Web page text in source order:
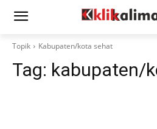
Topik Kabupaten/kota sehat
Tag: kabupaten/